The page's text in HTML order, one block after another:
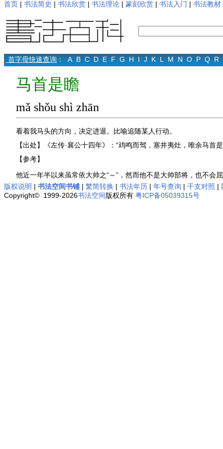
首页 | 书法简史 | 书法欣赏 | 书法理论 | 篆刻欣赏 | 书法入门 | 书法教材
首字母快速查询： A B C D E F G H I J K L M N O P Q R
马首是瞻
mǎ shǒu shì zhān
看着我马头的方向，决定进退。比喻追随某人行动。
【出处】《左传·襄公十四年》：“鸡鸣而驾，塞井夷灶，唯余马首
【参考】
他近一年半以来虽常依大帅之“～”，然而他不是大帅部将，也不会
版权说明 | 书法空间书铺 | 繁简转换 | 书法年历 | 年号查询 | 干支对照 |
Copyright© 1999-2026书法空间版权所有 粤ICP备05039315号